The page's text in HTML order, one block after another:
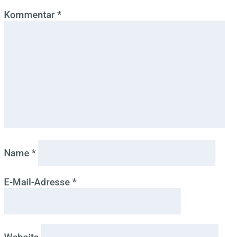
Kommentar *
Name *
E-Mail-Adresse *